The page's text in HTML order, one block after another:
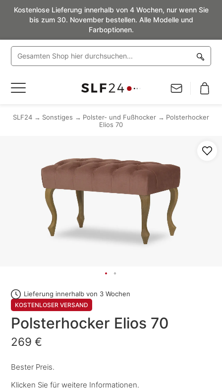
Kostenlose Lieferung innerhalb von 4 Wochen, nur wenn Sie
bis zum 30. November bestellen. Alle Modelle und
Farboptionen.
Navigation
SLF24 Sonstiges Polster- und Fußhocker
Polsterhocker
Elios 70
Lieferung innerhalb von 3 Wochen
KOSTENLOSER VERSAND
Polsterhocker Elios 70
269 €
Bester Preis.
Klicken Sie für weitere Informationen.